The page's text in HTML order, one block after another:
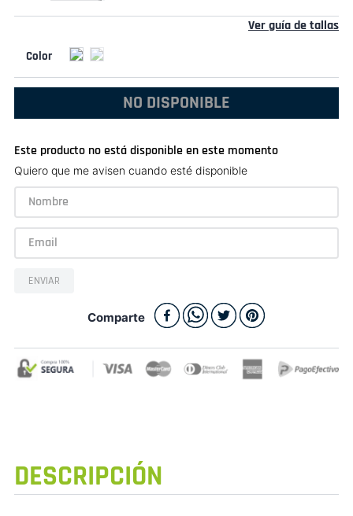
Ver guía de tallas
NO DISPONIBLE
Este producto no está disponible en este momento
Quiero que me avisen cuando esté disponible
ENVIAR
Comparte
DESCRIPCIÓN